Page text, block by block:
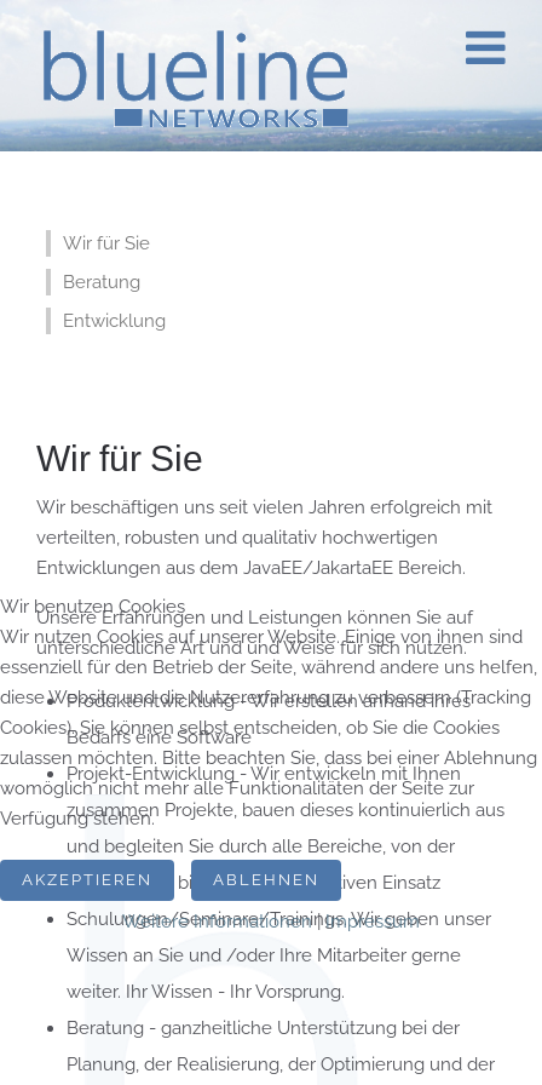
Wir für Sie
Beratung
Entwicklung
Wir für Sie
Wir beschäftigen uns seit vielen Jahren erfolgreich mit
verteilten, robusten und qualitativ hochwertigen
Entwicklungen aus dem JavaEE/JakartaEE Bereich.
Unsere Erfahrungen und Leistungen können Sie auf
unterschiedliche Art und und Weise für sich nutzen.
Produktentwicklung - Wir erstellen anhand ihres
Bedarfs eine Software
Projekt-Entwicklung - Wir entwickeln mit Ihnen
zusammen Projekte, bauen dieses kontinuierlich aus
und begleiten Sie durch alle Bereiche, von der
Anforderung bis hin zum produktiven Einsatz
Schulungen/Seminare/Trainings. Wir geben unser
Wissen an Sie und /oder Ihre Mitarbeiter gerne
weiter. Ihr Wissen - Ihr Vorsprung.
Beratung - ganzheitliche Unterstützung bei der
Planung, der Realisierung, der Optimierung und der
Wir benutzen Cookies
Wir nutzen Cookies auf unserer Website. Einige von ihnen sind
essenziell für den Betrieb der Seite, während andere uns helfen,
diese Website und die Nutzererfahrung zu verbessern (Tracking
Cookies). Sie können selbst entscheiden, ob Sie die Cookies
zulassen möchten. Bitte beachten Sie, dass bei einer Ablehnung
womöglich nicht mehr alle Funktionalitäten der Seite zur
Verfügung stehen.
AKZEPTIEREN ABLEHNEN
Weitere Informationen|Impressum